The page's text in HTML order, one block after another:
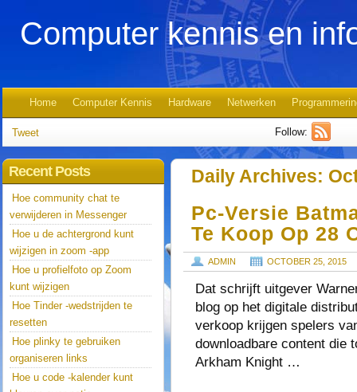
Computer kennis en
Home Computer Kennis Hardware Netwerken
Tweet Follow:
Daily Archives:
Pc-Versie
Te Koop Op 28
ADMIN OCTOBER 25, 2015
Dat schrijft uitgever
blog op het digitale
verkoop krijgen spelers
downloadbare content die
Arkham Knight …
Recent Posts
Hoe community chat te
verwijderen in Messenger
Hoe u de achtergrond kunt
wijzigen in zoom -app
Hoe u profielfoto op Zoom
kunt wijzigen
Hoe Tinder -wedstrijden te
resetten
Hoe plinky te gebruiken
organiseren links
Hoe u code -kalender kunt